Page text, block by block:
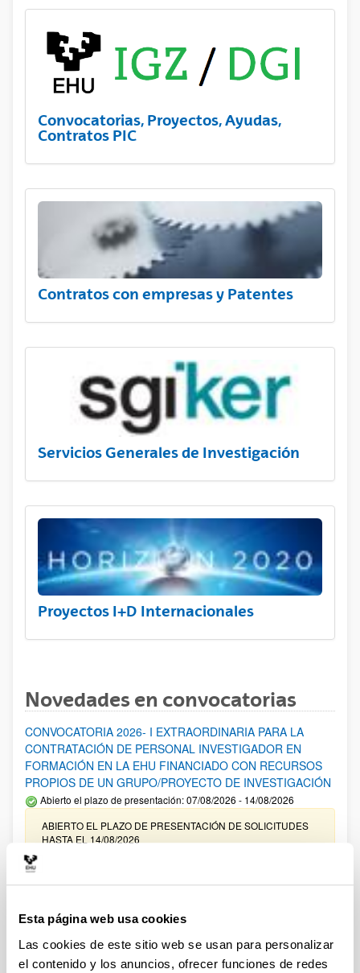
Esta página web usa cookies
Las cookies de este sitio web se usan para personalizar
el contenido y los anuncios, ofrecer funciones de redes
Convocatorias, Proyectos, Ayudas,
Contratos PIC
Contratos con empresas y Patentes
Servicios Generales de Investigación
Proyectos I+D Internacionales
Novedades en convocatorias
CONVOCATORIA 2026- I EXTRAORDINARIA PARA LA
CONTRATACIÓN DE PERSONAL INVESTIGADOR EN
FORMACIÓN EN LA EHU FINANCIADO CON RECURSOS
PROPIOS DE UN GRUPO/PROYECTO DE INVESTIGACIÓN
Abierto el plazo de presentación: 07/08/2026 - 14/08/2026
ABIERTO EL PLAZO DE PRESENTACIÓN DE SOLICITUDES
HASTA EL 14/08/2026
Ayudas para financiación de la adquisición y renovación de
UPV/EHU 2026
Trámite abierto
25/03/2026: Corrección de errores del listado provisional de
solicitudes admitidas y excluidas. 23/03/2026: Relación